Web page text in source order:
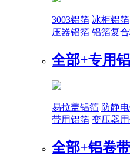
3003铝箔 冰柜铝箔
压器铝箔 铝箔复
全部+专用
易拉盖铝箔 防静
带用铝箔 变压器
全部+铝卷带